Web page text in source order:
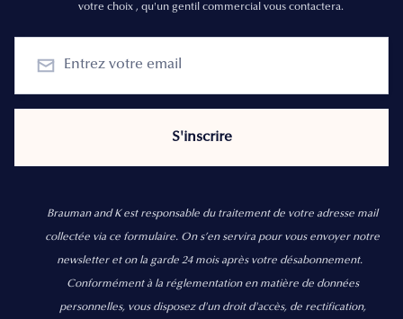
votre choix , qu'un gentil commercial vous contactera.
Brauman and K est responsable du traitement de votre adresse mail
collectée via ce formulaire. On s’en servira pour vous envoyer notre
newsletter et on la garde 24 mois après votre désabonnement.
Conformément à la réglementation en matière de données
personnelles, vous disposez d'un droit d'accès, de rectification,